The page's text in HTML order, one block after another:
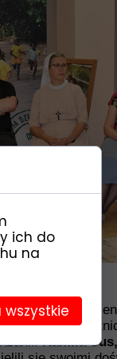
roku
Kamila
ich do
na
wszystkie